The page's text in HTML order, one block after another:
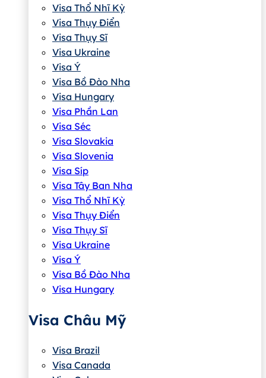
Visa Thổ Nhĩ Kỳ
Visa Thụy Điển
Visa Thụy Sĩ
Visa Ukraine
Visa Ý
Visa Bồ Đào Nha
Visa Hungary
Visa Phần Lan
Visa Séc
Visa Slovakia
Visa Slovenia
Visa Síp
Visa Tây Ban Nha
Visa Thổ Nhĩ Kỳ
Visa Thụy Điển
Visa Thụy Sĩ
Visa Ukraine
Visa Ý
Visa Bồ Đào Nha
Visa Hungary
Visa Châu Mỹ
Visa Brazil
Visa Canada